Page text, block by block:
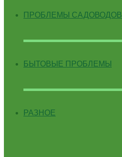
ПРОБЛЕМЫ САДОВОДОВ
БЫТОВЫЕ ПРОБЛЕМЫ
РАЗНОЕ